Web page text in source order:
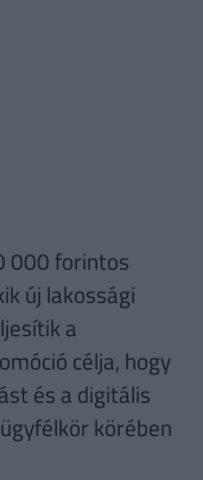
000 forintos
új lakossági
a
célja, hogy
és a digitális
körében